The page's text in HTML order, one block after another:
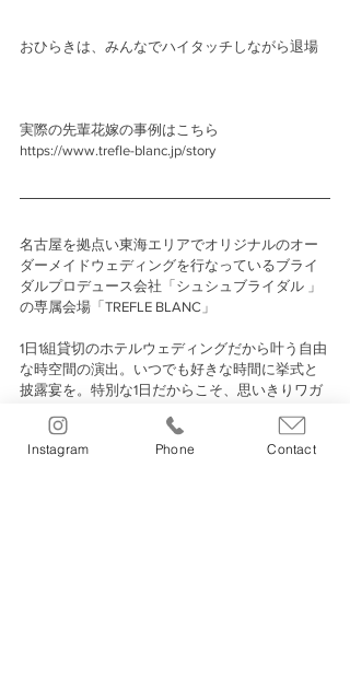
おひらきは、みんなでハイタッチしながら退場
実際の先輩花嫁の事例はこちら
https://www.trefle-blanc.jp/story
名古屋を拠点い東海エリアでオリジナルのオー
ダーメイドウェディングを行なっているブライ
ダルプロデュース会社「シュシュブライダル 」
の専属会場「TREFLE BLANC」
1日1組貸切のホテルウェディングだから叶う自由
な時空間の演出。いつでも好きな時間に挙式と
披露宴を。特別な1日だからこそ、思いきりワガ
願いをカタチにしました。
お知らせ
Instagram Phone Contact